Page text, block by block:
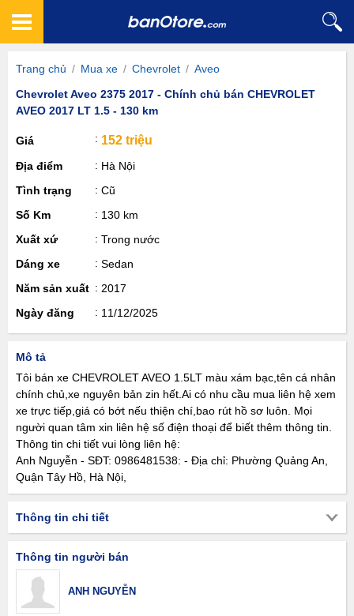
Trang chủ / Mua xe / Chevrolet / Aveo
Chevrolet Aveo 2375 2017 - Chính chủ bán CHEVROLET
AVEO 2017 LT 1.5 - 130 km
Giá 152 triệu
Địa điểm
Hà Nội
Tình trạng
Cũ
Số Km
130 km
Xuất xứ
Trong nước
Dáng xe
Sedan
Năm sản xuất
2017
Ngày đăng
11/12/2025
Mô tả
Tôi bán xe CHEVROLET AVEO 1.5LT màu xám bạc,tên cá nhân
chính chủ,xe nguyên bản zin hết.Ai có nhu cầu mua liên hệ xem
xe trực tiếp,giá có bớt nếu thiện chí,bao rút hồ sơ luôn. Mọi
người quan tâm xin liên hệ số điện thoại để biết thêm thông tin.
Thông tin chi tiết vui lòng liên hệ:
Anh Nguyễn - SĐT: 0986481538: - Địa chỉ: Phường Quảng An,
Quận Tây Hồ, Hà Nội,
Thông tin chi tiết
Thông tin người bán
ANH NGUYỄN